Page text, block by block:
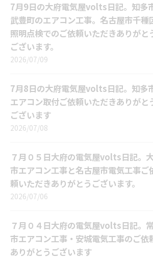
7月9日の大府電気屋volts日記。知多
武豊町のエアコン工事。名古屋市千種
照明点検でのご依頼いただきありがと
ございます。
2026/07/09
7月8日の大府電気屋volts日記。知多
エアコン取付ご依頼いただきありがと
ございます
2026/07/08
７月０５日大府の電気屋volts日記。
市エアコン工事と名古屋市電気工事ご
頼いただきありがとうございます。
2026/07/06
７月０４日大府の電気屋volts日記。
市エアコン工事・安城電気工事のご依
ありがとうございます